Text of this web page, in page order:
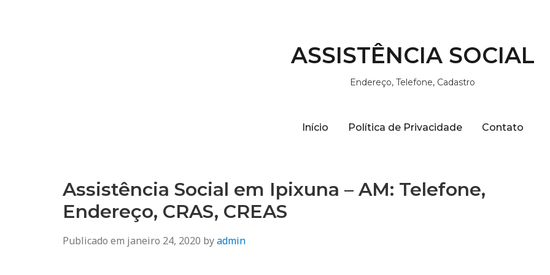
ASSISTÊNCIA SOCIAL
Endereço, Telefone, Cadastro
Início Política de Privacidade Contato
Assistência Social em Ipixuna – AM: Telefone,
Endereço, CRAS, CREAS
Publicado em janeiro 24, 2020 byadmin